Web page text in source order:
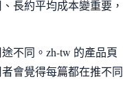
長約平均成本變重要，
不同。zh-tw 的產品頁
會覺得每篇都在推不同